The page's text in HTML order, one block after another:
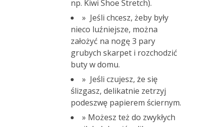
np. Kiwi Shoe Stretch).
» Jeśli chcesz, żeby były
nieco luźniejsze, można
założyć na nogę 3 pary
grubych skarpet i rozchodzić
buty w domu.
» Jeśli czujesz, że się
ślizgasz, delikatnie zetrzyj
podeszwę papierem ściernym.
» Możesz też do zwykłych